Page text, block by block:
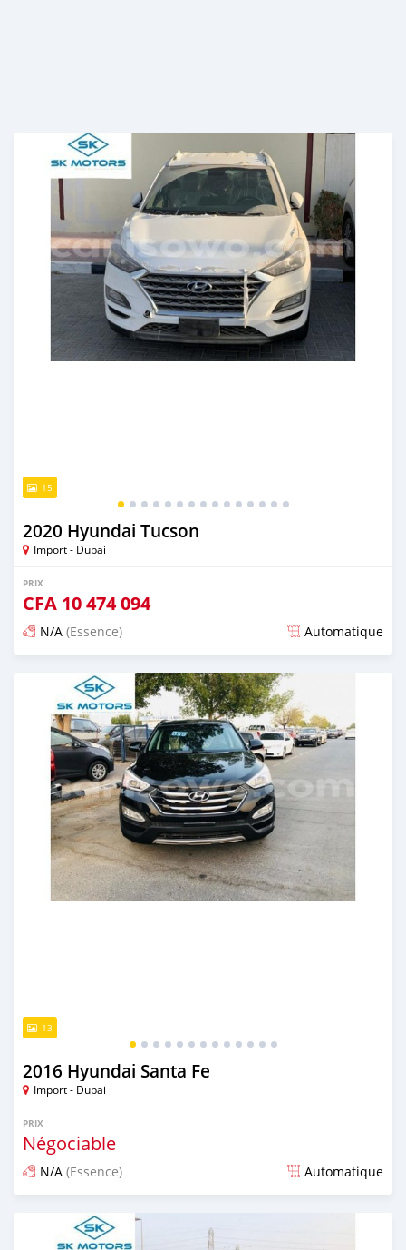
15
2020 Hyundai Tucson
Import - Dubai
PRIX
CFA 10 474 094
N/A (Essence) Automatique
Publié il y a presque 6 ans
13
2016 Hyundai Santa Fe
Import - Dubai
PRIX
Négociable
N/A (Essence) Automatique